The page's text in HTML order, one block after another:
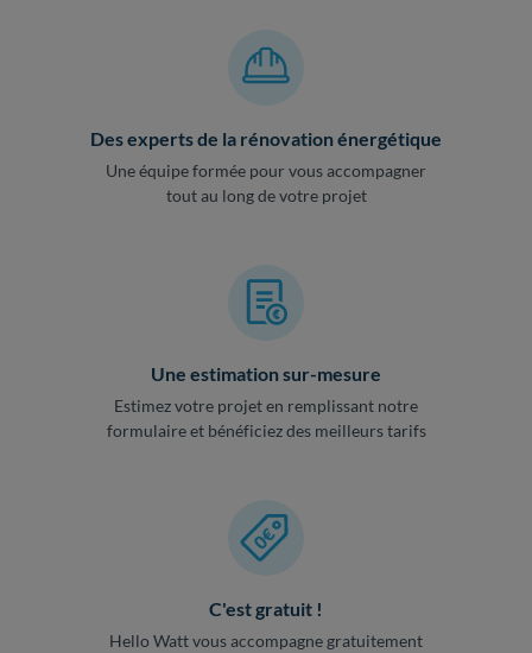
Des experts de la rénovation énergétique
Une équipe formée pour vous accompagner
tout au long de votre projet
Une estimation sur-mesure
Estimez votre projet en remplissant notre
formulaire et bénéficiez des meilleurs tarifs
C'est gratuit !
Hello Watt vous accompagne gratuitement